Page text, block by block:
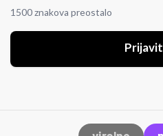
1500 znakova preostalo